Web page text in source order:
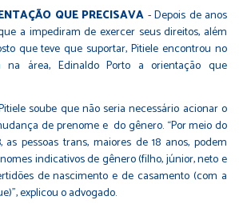
QUE PRECISAVA - Depois de anos
a impediram de exercer seus direitos, além
que teve que suportar, Pitiele encontrou no
na área, Edinaldo Porto a orientação que
soube que não seria necessário acionar o
de prenome e do gênero. “Por meio do
as pessoas trans, maiores de 18 anos, podem
indicativos de gênero (filho, júnior, neto e
de nascimento e de casamento (com a
explicou o advogado.